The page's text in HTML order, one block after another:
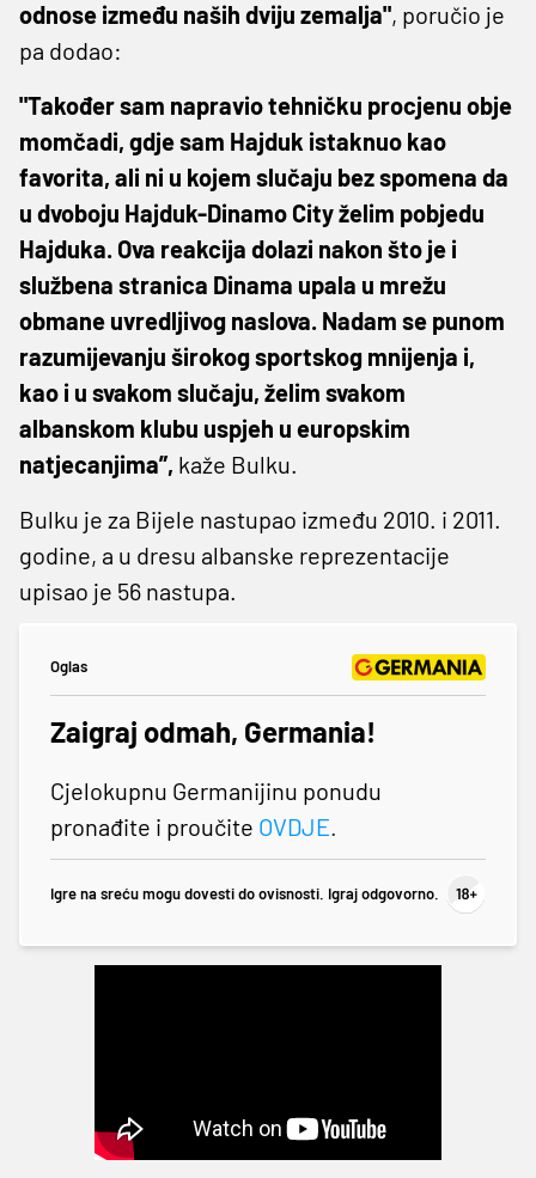
odnose između naših dviju zemalja", poručio je
pa dodao:
"Također sam napravio tehničku procjenu obje
momčadi, gdje sam Hajduk istaknuo kao
favorita, ali ni u kojem slučaju bez spomena da
u dvoboju Hajduk-Dinamo City želim pobjedu
Hajduka. Ova reakcija dolazi nakon što je i
službena stranica Dinama upala u mrežu
obmane uvredljivog naslova. Nadam se punom
razumijevanju širokog sportskog mnijenja i,
kao i u svakom slučaju, želim svakom
albanskom klubu uspjeh u europskim
natjecanjima”, kaže Bulku.
Bulku je za Bijele nastupao između 2010. i 2011.
godine, a u dresu albanske reprezentacije
upisao je 56 nastupa.
Oglas
Zaigraj odmah, Germania!
Cjelokupnu Germanijinu ponudu
pronađite i proučite OVDJE.
Igre na sreću mogu dovesti do ovisnosti. Igraj odgovorno.